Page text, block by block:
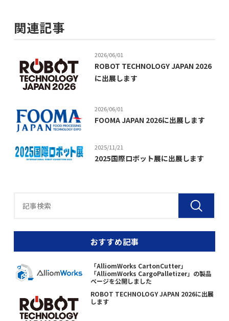
関連記事
2026/06/01
ROBOT TECHNOLOGY JAPAN 2026
に出展します
2026/06/01
FOOMA JAPAN 2026に出展します
2025/11/21
2025国際ロボット展に出展します
おすすめ記事
「AlliomWorks CartonCutter」
「AlliomWorks CargoPalletizer」の製品
ページを公開しました
ROBOT TECHNOLOGY JAPAN 2026に出展
します